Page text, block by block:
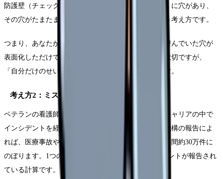
防護壁（チェック体制、マニュアル、指示系統など）に穴があり、
その穴がたまたま一直線に並んだ時に発生するという考え方です。
つまり、あなたが悪いのではなく、システムの中に潜んでいた穴が
表面化しただけです。もちろんミスから学ぶことは大切ですが、
「自分だけのせい」と考えるのは事実に反しています。
考え方2：ミスしない看護師は存在しない
ベテランの看護師も、部長クラスの看護管理者も、キャリアの中で
インシデントを経験しています。日本医療機能評価機構の報告によ
れば、医療事故やインシデントの報告件数は全国で年間約30万件に
のぼります。1つの病院あたり、毎日数件のインシデントが報告され
ている計算です。